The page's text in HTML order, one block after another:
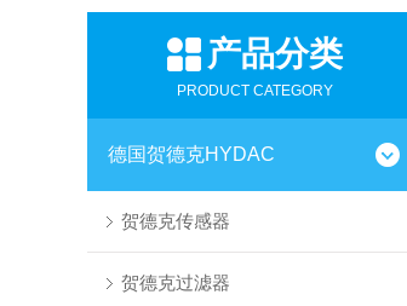
产品分类
PRODUCT CATEGORY
德国贺德克HYDAC
贺德克传感器
贺德克过滤器